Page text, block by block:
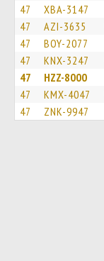
47 XBA-3147
47 AZI-3635
47 BOY-2077
47 KNX-3247
47 HZZ-8000
47 KMX-4047
47 ZNK-9947